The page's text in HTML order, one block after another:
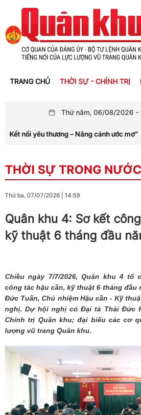
TRANG CHỦ THỜI SỰ - CHÍNH TRỊ
Thứ năm, 06/08/2026 -
– Nâng cánh ước mơ” Thành
THỜI SỰ TRONG NƯỚC
Thứ ba, 07/07/2026 14:59
Quân khu 4: Sơ kết
kỹ thuật 6 tháng đầu
Chiều ngày 7/7/2026, Quân khu 4 tổ
công tác hậu cần, kỹ thuật 6 tháng đầu
Đức Tuấn, Chủ nhiệm Hậu cần - Kỹ
nghị. Dự hội nghị có Đại tá Thái Đức
Chính trị Quân khu; đại biểu các cơ
lượng vũ trang Quân khu.